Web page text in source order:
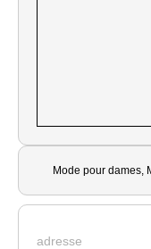
Mode pour dames,
adresse